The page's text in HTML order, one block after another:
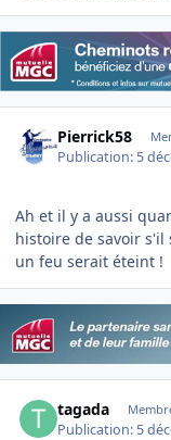
Pierrick58
Publication: 5
Ah et il y a aussi
histoire de savoir
un feu serait éteint !
tagada
Publication: 5